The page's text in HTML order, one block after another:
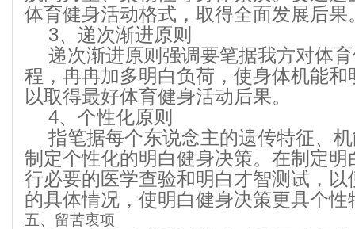
体育健身活动格式，取得全面发展后果
3、递次渐进原则
递次渐进原则强调要笔据我方对体
程，冉冉加多明白负荷，使身体机能
以取得最好体育健身活动后果。
4、个性化原则
指笔据每个东说念主的遗传特征、
制定个性化的明白健身决策。在制定
行必要的医学查验和明白才智测试，
的具体情况，使明白健身决策更具个性
五、留苦衷项